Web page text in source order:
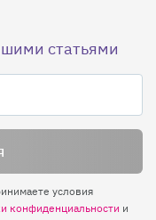
статьями
условия
конфиденциальности и